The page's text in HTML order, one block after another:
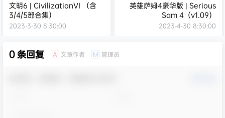
文明6 | CivilizationVI （含
3/4/5部合集）
2023-3-30 8:30:00
英雄萨姆4豪华版 | Serious
Sam 4（v1.09）
2023-4-30 8:30:00
0 条回复 A 文章作者 M 管理员